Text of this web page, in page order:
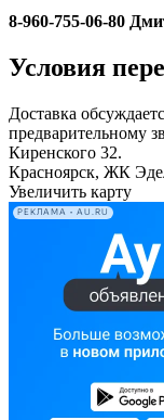
8-960-755-06-80
Условия
Доставка
предварительному
Киренского 32.
Красноярск, ЖК
Увеличить карту
РЕКЛАМА • AU.RU